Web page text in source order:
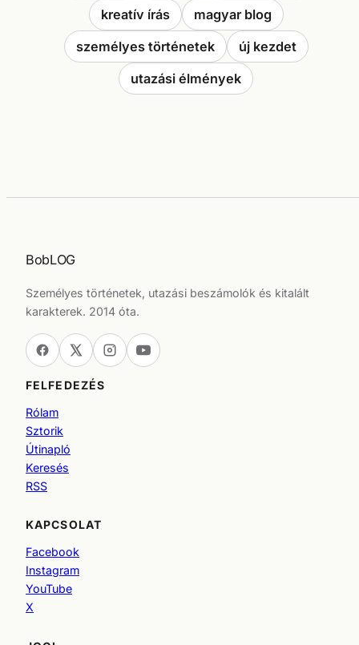
kreatív írás
magyar blog
személyes történetek
új kezdet
utazási élmények
BobLOG
Személyes történetek, utazási beszámolók és kitalált
karakterek. 2014 óta.
FELFEDEZÉS
Rólam
Sztorik
Útinapló
Keresés
RSS
KAPCSOLAT
Facebook
Instagram
YouTube
X